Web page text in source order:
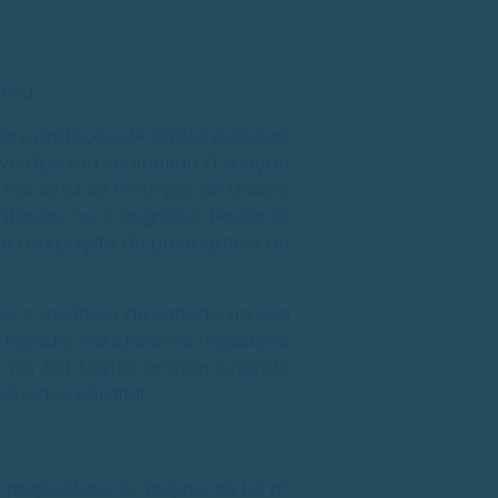
proteção de dados pessoais
diploma submetido à sanção
de Proteção de Dados.
no Congresso Nacional,
usurpação de prerrogativa de
e meritoso de sanção na sua
inaugurando regulação
Era Digital, proporcionando
Industrial.
do Projeto de Lei nº